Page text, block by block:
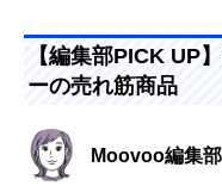
【編集部PICK UP
ーの売れ筋商品
Moovoo編集部